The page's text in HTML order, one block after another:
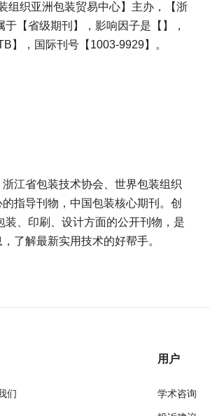
组织亚洲包装贸易中心】主办，【浙
【省级期刊】，影响因子是【】，
】，国际刊号【1003-9929】。
江省包装技术协会、世界包装组织
指导刊物，中国包装核心期刊。创
、印刷、设计方面的公开刊物，是
了解最新实用技术的好帮手。
们
用户
学术咨询